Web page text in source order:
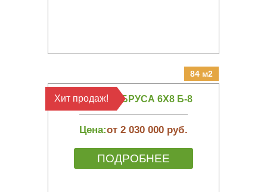
84 м2
БАНЯ ИЗ БРУСА 6Х8 Б-8
Цена:от 2 030 000 руб.
ПОДРОБНЕЕ
Хит продаж!